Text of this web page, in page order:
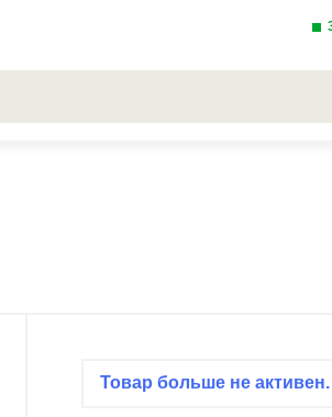
Товар больше не активен.